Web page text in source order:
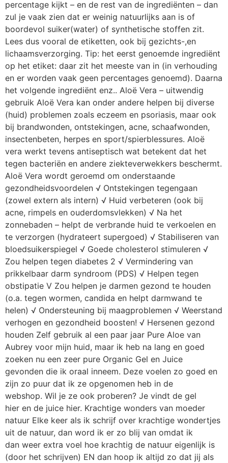
percentage kijkt – en de rest van de ingrediënten – dan
zul je vaak zien dat er weinig natuurlijks aan is of
boordevol suiker(water) of synthetische stoffen zit.
Lees dus vooral de etiketten, ook bij gezichts-,en
lichaamsverzorging. Tip: het eerst genoemde ingrediënt
op het etiket: daar zit het meeste van in (in verhouding
en er worden vaak geen percentages genoemd). Daarna
het volgende ingrediënt enz.. Aloë Vera – uitwendig
gebruik Aloë Vera kan onder andere helpen bij diverse
(huid) problemen zoals eczeem en psoriasis, maar ook
bij brandwonden, ontstekingen, acne, schaafwonden,
insectenbeten, herpes en sport/spierblessures. Aloë
vera werkt tevens antiseptisch wat betekent dat het
tegen bacteriën en andere ziekteverwekkers beschermt.
Aloë Vera wordt geroemd om onderstaande
gezondheidsvoordelen √ Ontstekingen tegengaan
(zowel extern als intern) √ Huid verbeteren (ook bij
acne, rimpels en ouderdomsvlekken) √ Na het
zonnebaden – helpt de verbrande huid te verkoelen en
te verzorgen (hydrateert supergoed) √ Stabiliseren van
bloedsuikerspiegel √ Goede cholesterol stimuleren √
Zou helpen tegen diabetes 2 √ Vermindering van
prikkelbaar darm syndroom (PDS) √ Helpen tegen
obstipatie V Zou helpen je darmen gezond te houden
(o.a. tegen wormen, candida en helpt darmwand te
helen) √ Ondersteuning bij maagproblemen √ Weerstand
verhogen en gezondheid boosten! √ Hersenen gezond
houden Zelf gebruik al een paar jaar Pure Aloe van
Aubrey voor mijn huid, maar ik heb na lang en goed
zoeken nu een zeer pure Organic Gel en Juice
gevonden die ik oraal inneem. Deze voelen zo goed en
zijn zo puur dat ik ze opgenomen heb in de
webshop. Wil je ze ook proberen? Je vindt de gel
hier en de juice hier. Krachtige wonders van moeder
natuur Elke keer als ik schrijf over krachtige wondertjes
uit de natuur, dan word ik er zo blij van omdat ik
dan weer extra voel hoe krachtig de natuur eigenlijk is
(door het schrijven) EN dan hoop ik altijd zo dat jij als